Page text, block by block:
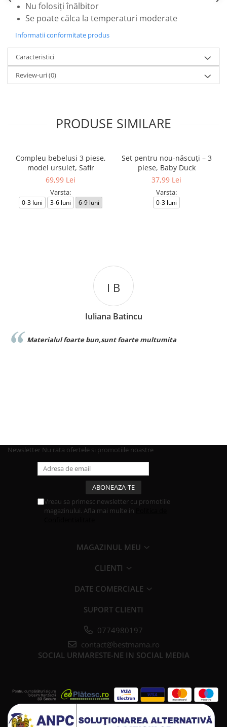
Nu folosiți înălbitor
Se poate călca la temperaturi moderate
Informatii conformitate produs
Caracteristici
Review-uri(0)
PRODUSE SIMILARE
Compleu bebelusi 3 piese,
model ursulet, Safir
69,99 Lei
Varsta:
0-3 luni 3-6 luni 6-9 luni
Set pentru nou-născuți – 3
piese, Baby Duck
37,99 Lei
Varsta:
0-3 luni
I B
Iuliana Batincu
Materialul foarte bun,sunt foarte multumita
Newsletter Nu rata ofertele si promotiile noastre
Vreau sa primesc newsletter cu promotiile
magazinului. Afla mai multe in
MAGAZINUL MEU
CLIENTI
DATE COMERCIALE
SUPORT CLIENTI
0774980197
contact@bestmama.ro
SOCIAL URMARESTE-NE IN SOCIAL MEDIA